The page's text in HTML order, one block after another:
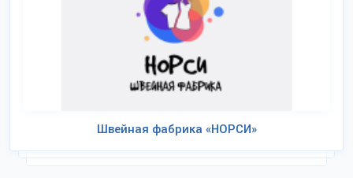
Швейная фабрика «НОРСИ»